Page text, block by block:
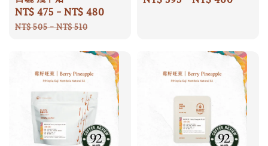
Sale
price
NT$ 475 -NT$ 480
NT$ 505-NT$ 510